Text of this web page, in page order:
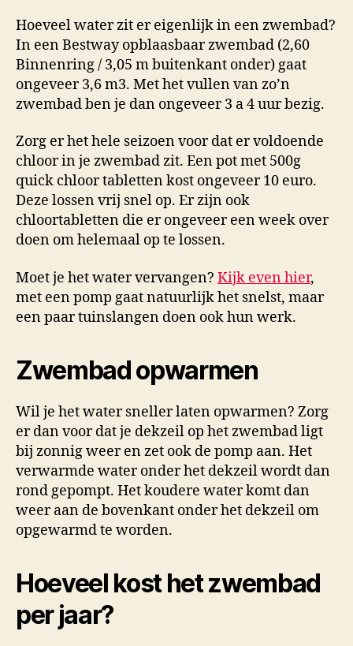
Hoeveel water zit er eigenlijk in een zwembad?
In een Bestway opblaasbaar zwembad (2,60
Binnenring / 3,05 m buitenkant onder) gaat
ongeveer 3,6 m3. Met het vullen van zo’n
zwembad ben je dan ongeveer 3 a 4 uur bezig.
Zorg er het hele seizoen voor dat er voldoende
chloor in je zwembad zit. Een pot met 500g
quick chloor tabletten kost ongeveer 10 euro.
Deze lossen vrij snel op. Er zijn ook
chloortabletten die er ongeveer een week over
doen om helemaal op te lossen.
Moet je het water vervangen? Kijk even hier,
met een pomp gaat natuurlijk het snelst, maar
een paar tuinslangen doen ook hun werk.
Zwembad opwarmen
Wil je het water sneller laten opwarmen? Zorg
er dan voor dat je dekzeil op het zwembad ligt
bij zonnig weer en zet ook de pomp aan. Het
verwarmde water onder het dekzeil wordt dan
rond gepompt. Het koudere water komt dan
weer aan de bovenkant onder het dekzeil om
opgewarmd te worden.
Hoeveel kost het zwembad
per jaar?